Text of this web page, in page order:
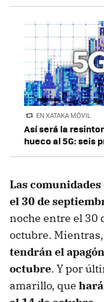
EN XATAKA MÓVIL
Así será la
hueco al 5G: seis
Las
el 30 de
noche entre el 30
octubre. Mientras,
tendrán el
octubre. Y por
amarillo, que